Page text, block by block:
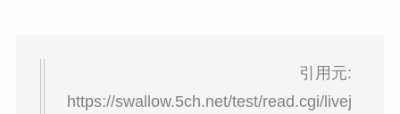
引用元:
https://swallow.5ch.net/test/read.cgi/livej